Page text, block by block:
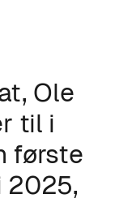
Ole
til i
første
2025,